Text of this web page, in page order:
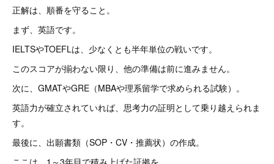
正解は、順番を守ること。
まず、英語です。
IELTSやTOEFLは、少なくとも半年単位の戦いです。
このスコアが揃わない限り、他の準備は前に進みません。
次に、GMATやGRE（MBAや理系留学で求められる試験）。
英語力が確立されていれば、思考力の証明として乗り越えられま
す。
最後に、出願書類（SOP・CV・推薦状）の作成。
ここは、1～3年目で積み上げた証拠を